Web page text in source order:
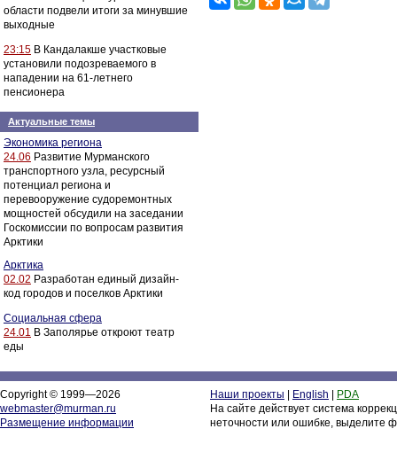
области подвели итоги за минувшие
выходные
23:15 В Кандалакше участковые
установили подозреваемого в
нападении на 61-летнего
пенсионера
Актуальные темы
Экономика региона
24.06 Развитие Мурманского
транспортного узла, ресурсный
потенциал региона и
перевооружение судоремонтных
мощностей обсудили на заседании
Госкомиссии по вопросам развития
Арктики
Арктика
02.02 Разработан единый дизайн-
код городов и поселков Арктики
Социальная сфера
24.01 В Заполярье откроют театр
еды
Copyright © 1999—2026
webmaster@murman.ru
Размещение информации
Наши проекты English
PDA
На сайте действует система
неточности или ошибке, выделите